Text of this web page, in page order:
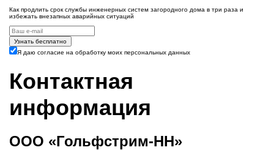
Как продлить срок службы инженерных систем загородного дома в три раза и
избежать внезапных аварийных ситуаций
Узнать бесплатно
Я даю согласие на обработку моих персональных данных
Контактная
информация
ООО «Гольфстрим-НН»